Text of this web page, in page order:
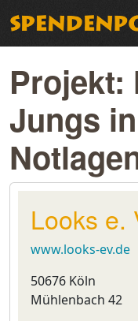
Projekt:
Jungs
Looks e.
www.looks-ev.de
50676 Köln
Mühlenbach 42